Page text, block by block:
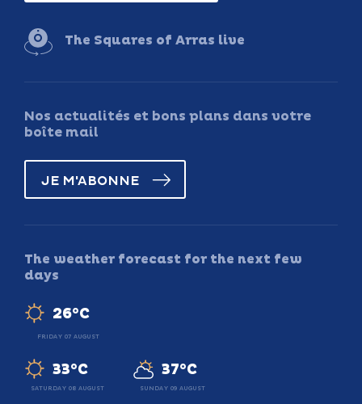
The Squares of Arras live
Nos actualités et bons plans dans votre
boîte mail
JE M'ABONNE
The weather forecast for the next few
days
26°C
FRIDAY 07 AUGUST
33°C
SATURDAY 08 AUGUST
37°C
SUNDAY 09 AUGUST